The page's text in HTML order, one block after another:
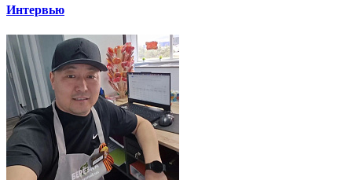
Интервью